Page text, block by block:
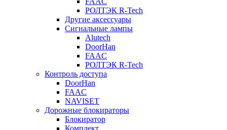
РОЛТЭК R-Tech
Другие аксессуары
Сигнальные лампы
Alutech
DoorHan
FAAC
РОЛТЭК R-Tech
Контроль доступа
DoorHan
FAAC
NAVISET
Дорожные блокираторы
Блокиратор
Комплект